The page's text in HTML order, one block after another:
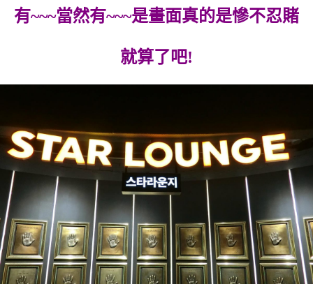
有~~~當然有~~~是畫面真的是慘不忍賭
就算了吧!